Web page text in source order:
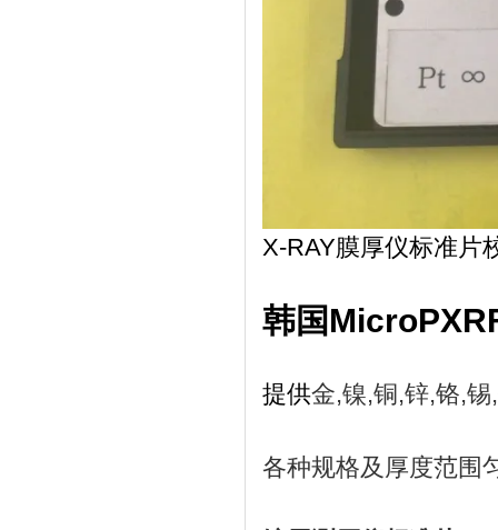
X-RAY膜厚仪标准片
韩国
提供金,镍,铜,锌,铬,
各种规格及厚度范围